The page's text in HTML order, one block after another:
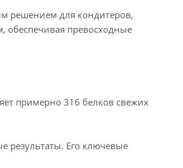
решением для кондитеров,
обеспечивая превосходные
примерно 316 белков свежих
результаты. Его ключевые